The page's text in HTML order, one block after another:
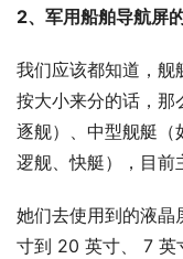
2、军用船舶导航屏
我们应该都知道，舰
按大小来分的话，那
逐舰）、中型舰艇（
逻舰、快艇），目前
她们去使用到的液
寸到 20 英寸、 7 英